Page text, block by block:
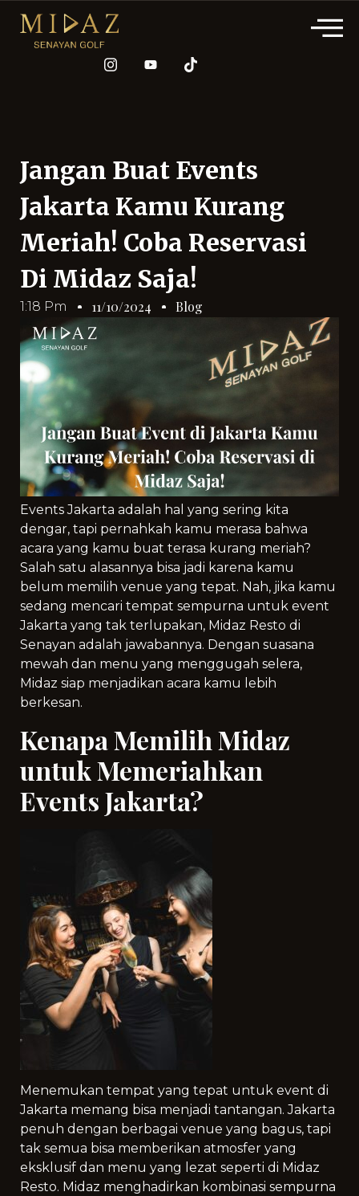
Jangan Buat Events
Jakarta Kamu Kurang
Meriah! Coba Reservasi
Di Midaz Saja!
1:18 Pm 11/10/2024 Blog
Events Jakarta adalah hal yang sering kita
dengar, tapi pernahkah kamu merasa bahwa
acara yang kamu buat terasa kurang meriah?
Salah satu alasannya bisa jadi karena kamu
belum memilih venue yang tepat. Nah, jika kamu
sedang mencari tempat sempurna untuk event
Jakarta yang tak terlupakan, Midaz Resto di
Senayan adalah jawabannya. Dengan suasana
mewah dan menu yang menggugah selera,
Midaz siap menjadikan acara kamu lebih
berkesan.
Kenapa Memilih Midaz
untuk Memeriahkan
Events Jakarta?
Menemukan tempat yang tepat untuk event di
Jakarta memang bisa menjadi tantangan. Jakarta
penuh dengan berbagai venue yang bagus, tapi
tak semua bisa memberikan atmosfer yang
eksklusif dan menu yang lezat seperti di Midaz
Resto. Midaz menghadirkan kombinasi sempurna